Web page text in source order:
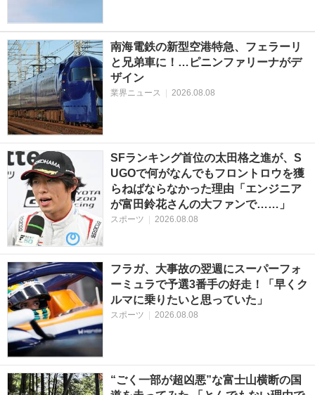
南海電鉄の新型空港特急、フェラーリ
と兄弟車に！…ピニンファリーナがデ
ザイン
業界ニュース 2026.08.08
SFランキング首位の太田格之進が、S
UGOで何がなんでもフロントロウを獲
らねばならなかった理由「エンジニア
が富田鈴花さんの大ファンで……」
スポーツ 2026.08.08
フラガ、大事故の翌週にスーパーフォ
ーミュラで予選3番手の好走！「早くク
ルマに乗りたいと思っていた」
スポーツ | 2026.08.08
“ごく一部が超凶悪”な富士山横断の国